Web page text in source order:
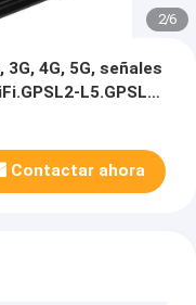
2/6
4G, 5G, señales
L5.GPSL3-
más largas
Contactar ahora